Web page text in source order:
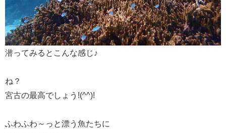
潜ってみるとこんな感じ♪
ね？
宮古の最高でしょう!(^^)!
ふわふわ～っと漂う魚たちに